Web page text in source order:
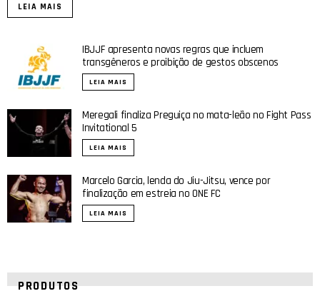
LEIA MAIS
IBJJF apresenta novas regras que incluem
transgêneros e proibição de gestos obscenos
LEIA MAIS
Meregali finaliza Preguiça no mata-leão no Fight Pass
Invitational 5
LEIA MAIS
Marcelo Garcia, lenda do Jiu-Jitsu, vence por
finalização em estreia no ONE FC
LEIA MAIS
PRODUTOS